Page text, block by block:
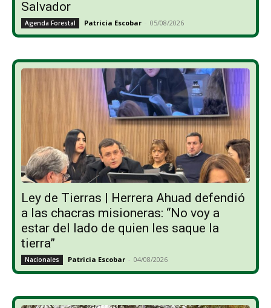
Salvador
Agenda Forestal Patricia Escobar - 05/08/2026
Ley de Tierras | Herrera Ahuad defendió
a las chacras misioneras: “No voy a
estar del lado de quien les saque la
tierra”
Nacionales Patricia Escobar - 04/08/2026